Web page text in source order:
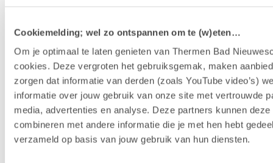
Cookiemelding; wel zo ontspannen om te (w)eten…
Om je optimaal te laten genieten van Thermen Bad
cookies. Deze vergroten het gebruiksgemak, maken
zorgen dat informatie van derden (zoals YouTube video’s)
informatie over jouw gebruik van onze site met vertrouwde
media, advertenties en analyse. Deze partners kunnen deze
combineren met andere informatie die je met hen hebt
verzameld op basis van jouw gebruik van hun diensten.
Erlebnisprogramm